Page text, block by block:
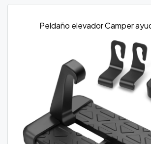
Peldaño elevador Camper